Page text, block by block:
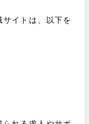
イトは、以下を